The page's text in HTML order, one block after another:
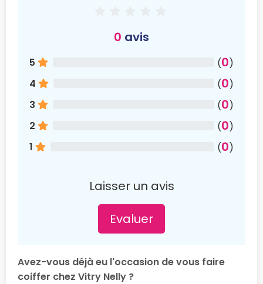
0 avis
5 (0)
4
(0)
3
(0)
2
(0)
1
(0)
Laisser un avis
Evaluer
Avez-vous déjà eu l'occasion de vous faire
coiffer chez Vitry Nelly ?